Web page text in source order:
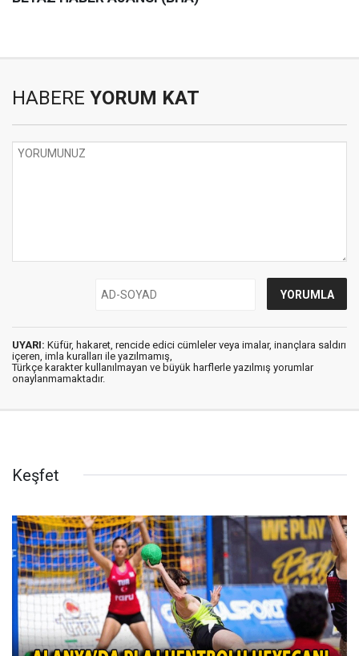
HABERE YORUM KAT
UYARI: Küfür, hakaret, rencide edici cümleler veya imalar, inançlara saldırı
içeren, imla kuralları ile yazılmamış,
Türkçe karakter kullanılmayan ve büyük harflerle yazılmış yorumlar
onaylanmamaktadır.
Keşfet